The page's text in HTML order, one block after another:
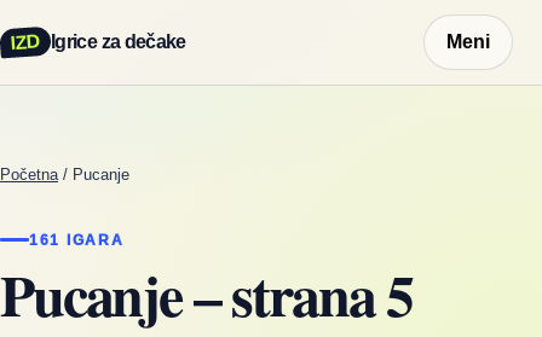
IZD Igrice za dečake Meni
Početna / Pucanje
161 IGARA
Pucanje – strana 5